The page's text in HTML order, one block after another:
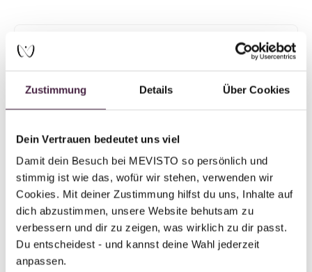
Zustimmung Details Über Cookies
Dein Vertrauen bedeutet uns viel
Damit dein Besuch bei MEVISTO so persönlich und
stimmig ist wie das, wofür wir stehen, verwenden wir
Cookies. Mit deiner Zustimmung hilfst du uns, Inhalte auf
dich abzustimmen, unsere Website behutsam zu
verbessern und dir zu zeigen, was wirklich zu dir passt.
Du entscheidest - und kannst deine Wahl jederzeit
anpassen.
Bestattung Geiger
3443 Sieghartskirchen
E-Mail senden